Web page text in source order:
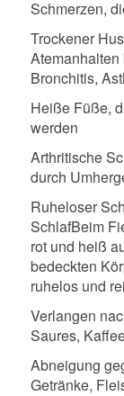
Schmerzen,
Trockener
Bronchitis,
Heiße Füße,
werden
Arthritische
durch
Ruheloser
SchlafBeim
rot und heiß
bedeckten
ruhelos und
Verlangen
Saures,
Abneigung
Getränke,